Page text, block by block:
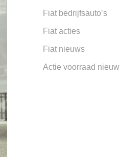
Fiat bedrijfsauto’s
Fiat acties
Fiat nieuws
Actie voorraad nieuw